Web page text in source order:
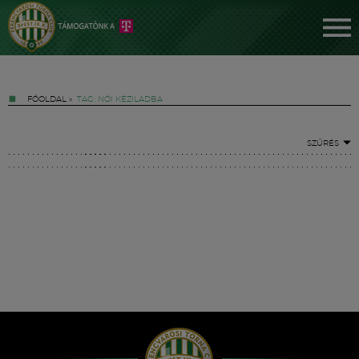
FŐOLDAL » TAG: NŐI KÉZILADBA
SZŰRÉS
Hírek